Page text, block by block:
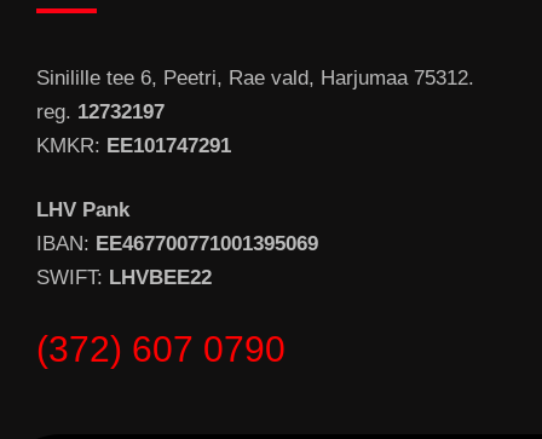
Sinilille tee 6, Peetri, Rae vald, Harjumaa 75312.
reg. 12732197
KMKR: EE101747291
LHV Pank
IBAN: EE467700771001395069
SWIFT: LHVBEE22
(372) 607 0790